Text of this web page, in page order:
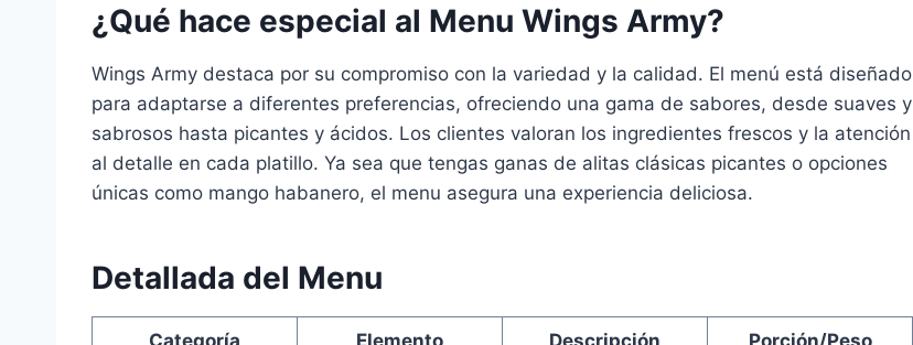
¿Qué hace especial al Menu Wings Army?
Wings Army destaca por su compromiso con la variedad y la calidad. El menú está diseñado
para adaptarse a diferentes preferencias, ofreciendo una gama de sabores, desde suaves y
sabrosos hasta picantes y ácidos. Los clientes valoran los ingredientes frescos y la atención
al detalle en cada platillo. Ya sea que tengas ganas de alitas clásicas picantes o opciones
únicas como mango habanero, el menu asegura una experiencia deliciosa.
Detallada del Menu
Categoría Elemento Descripción Porción/Peso